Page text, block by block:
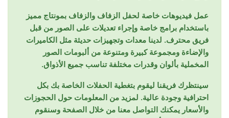
عمل فيديوهات خاصة لحفل الزفاف والزفاف بمونتاج مميز
باستخدام برامج خاصة وإجراء تعديلات على الصور من قبل
فريق محترف. لدينا معدات وتجهيزات حديثة مثل الكاميرات
والإضاءة ومجموعة كبيرة ومتنوعة من ألبومات الصور
المخملية بألوان وقدرات مختلفة تناسب جميع الأذواق.
سينتظرك فريقنا ليقوم بتغطية الحفلات الخاصة بك بكل
احترافية وجودة عالية. لمزيد من المعلومات حول الحجوزات
والأسعار يمكنك التواصل معنا من خلال الصفحة وسنقوم